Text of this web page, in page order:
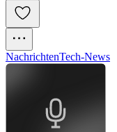
NachrichtenTech-News